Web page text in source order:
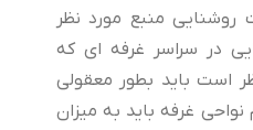
روشنایی منبع مورد نظر
در سراسر غرفه ای که
است باید بطور معقولی
غرفه باید به میزان